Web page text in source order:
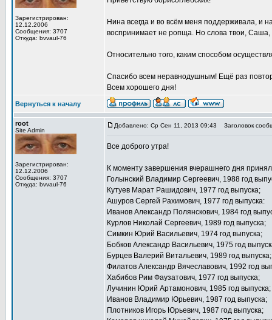
Зарегистрирован:
12.12.2006
Сообщения: 3707
Откуда: bvvaul-76
Нина всегда и во всём меня поддерживала, и
воспринимает не ропща. Но слова твои,
Относительно того, каким способом
Спасибо всем неравнодушным! Ещё раз
Всем хорошего дня!
Вернуться к началу
root
Site Admin
Зарегистрирован:
12.12.2006
Сообщения: 3707
Откуда: bvvaul-76
Добавлено: Ср Сен 11, 2013 09:43 Заголовок
Все доброго утра!
К моменту завершения вчерашнего дня
Голынский Владимир Сергеевич, 1988 год
Кутуев Марат Рашидович, 1977 год выпуска;
Ашуров Сергей Рахимович, 1977 год выпуска:
Иванов Александр Полянскович, 1984 год
Курлов Николай Сергеевич, 1989 год выпуска;
Симкин Юрий Васильевич, 1974 год выпуска;
Бобков Александр Васильевич, 1975 год
Бурцев Валерий Витальевич, 1989 год выпуска;
Филатов Александр Вячеславович, 1992 год
Хабибов Рим Фаузатович, 1977 год выпуска;
Лучинин Юрий Артамонович, 1985 год выпуска;
Иванов Владимир Юрьевич, 1987 год выпуска;
Плотников Игорь Юрьевич, 1987 год выпуска;